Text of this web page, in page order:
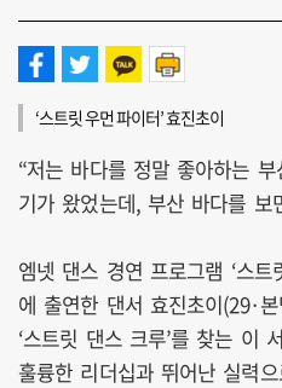
‘스트릿 우먼 파이터’ 효진초이
“저는 바다를 정말 좋아하는
기가 왔었는데, 부산 바다를 보
엠넷 댄스 경연 프로그램 ‘스
에 출연한 댄서 효진초이(29·
‘스트릿 댄스 크루’를 찾는 이
훌륭한 리더십과 뛰어난 실력